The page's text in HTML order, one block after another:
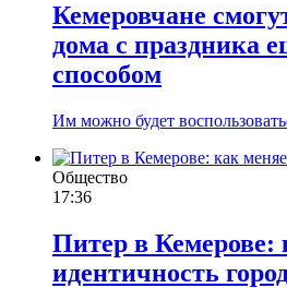
Кемеровчане
дома с праздника
способом
Им можно будет
Общество
17:36
Питер в Кемерове:
идентичность